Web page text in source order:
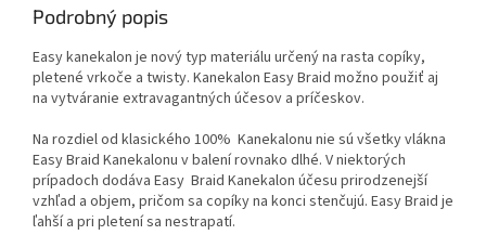
Podrobný popis
Easy kanekalon je nový typ materiálu určený na rasta copíky,
pletené vrkoče a twisty. Kanekalon Easy Braid možno použiť aj
na vytváranie extravagantných účesov a príčeskov.
Na rozdiel od klasického 100% Kanekalonu nie sú všetky vlákna
Easy Braid Kanekalonu v balení rovnako dlhé. V niektorých
prípadoch dodáva Easy Braid Kanekalon účesu prirodzenejší
vzhľad a objem, pričom sa copíky na konci stenčujú. Easy Braid je
ľahší a pri pletení sa nestrapatí.